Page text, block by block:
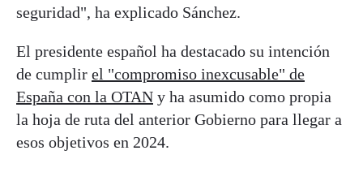
seguridad", ha explicado Sánchez.
El presidente español ha destacado su intención
de cumplir el "compromiso inexcusable" de
España con la OTAN y ha asumido como propia
la hoja de ruta del anterior Gobierno para llegar a
esos objetivos en 2024.